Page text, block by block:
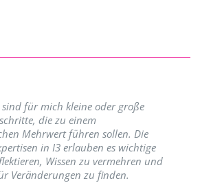
für mich kleine oder große
die zu einem
Mehrwert führen sollen. Die
in I3 erlauben es wichtige
Wissen zu vermehren und
Veränderungen zu finden.